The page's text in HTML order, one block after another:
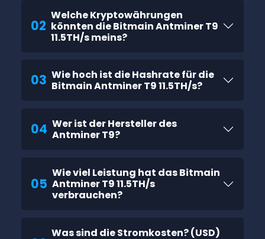
02
Welche Kryptowährungen
könnten die Bitmain Antminer T9
11.5TH/s meins?
03 Wie hoch ist die Hashrate für die
Bitmain Antminer T9 11.5TH/s?
04 Wer ist der Hersteller des
Antminer T9?
05
Wie viel Leistung hat das Bitmain
Antminer T9 11.5TH/s
verbrauchen?
Was sind die Stromkosten? (USD)